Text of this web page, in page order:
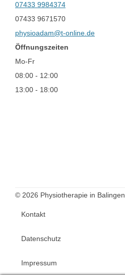
07433 9984374
07433 9671570
physioadam@t-online.de
Öffnungszeiten
Mo-Fr
08:00 - 12:00
13:00 - 18:00
© 2026 Physiotherapie in
Kontakt
Datenschutz
Impressum